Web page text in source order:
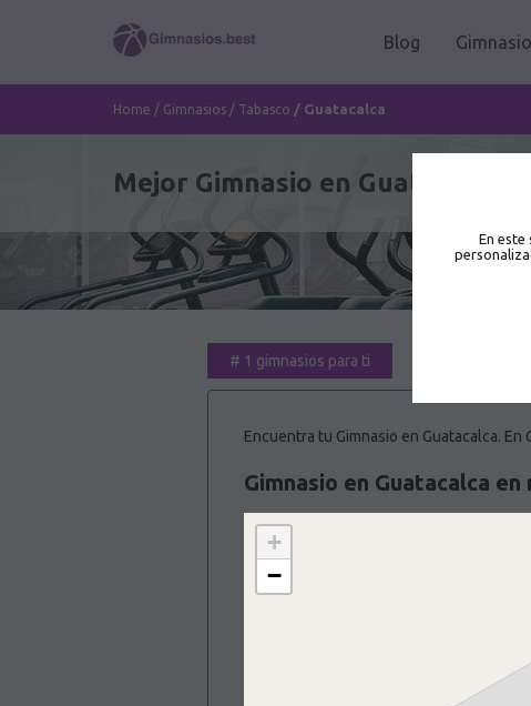
En
Blog
Home / Gimnasios / Tabasco / Guatacalca
Mejor Gimnasio en Guatacalca 🥇
# 1 gimnasios para ti
Encuentra tu Gimnasio en Guatacalca.
Gimnasio en Guatacalca en
+
−